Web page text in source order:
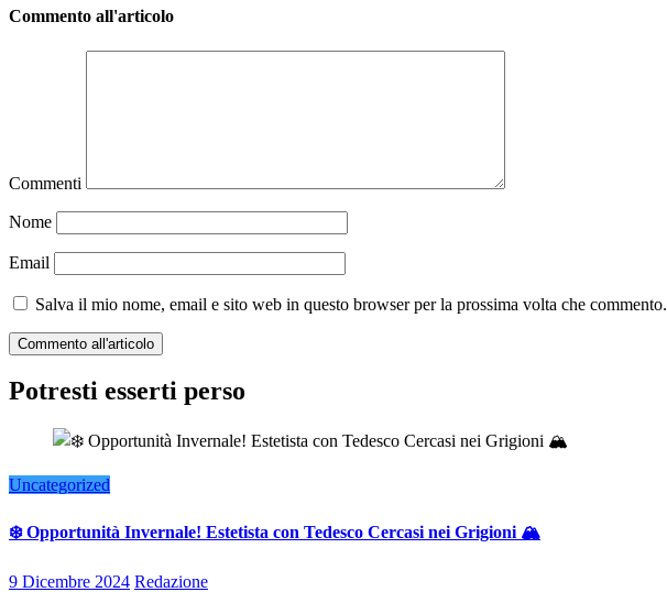
Commento all'articolo
Commenti
Nome
Email
Salva il mio nome, email e sito web in questo browser per la prossima volta che commento.
Potresti esserti perso
Uncategorized
❄️ Opportunità Invernale! Estetista con Tedesco Cercasi nei Grigioni 🏔️
9 Dicembre 2024 Redazione